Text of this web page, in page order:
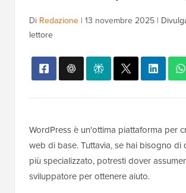
Di Redazione | 13 novembre 2025 |
lettore
WordPress è un'ottima piattaforma per
web di base. Tuttavia, se hai bisogno di
più specializzato, potresti dover
sviluppatore per ottenere aiuto.